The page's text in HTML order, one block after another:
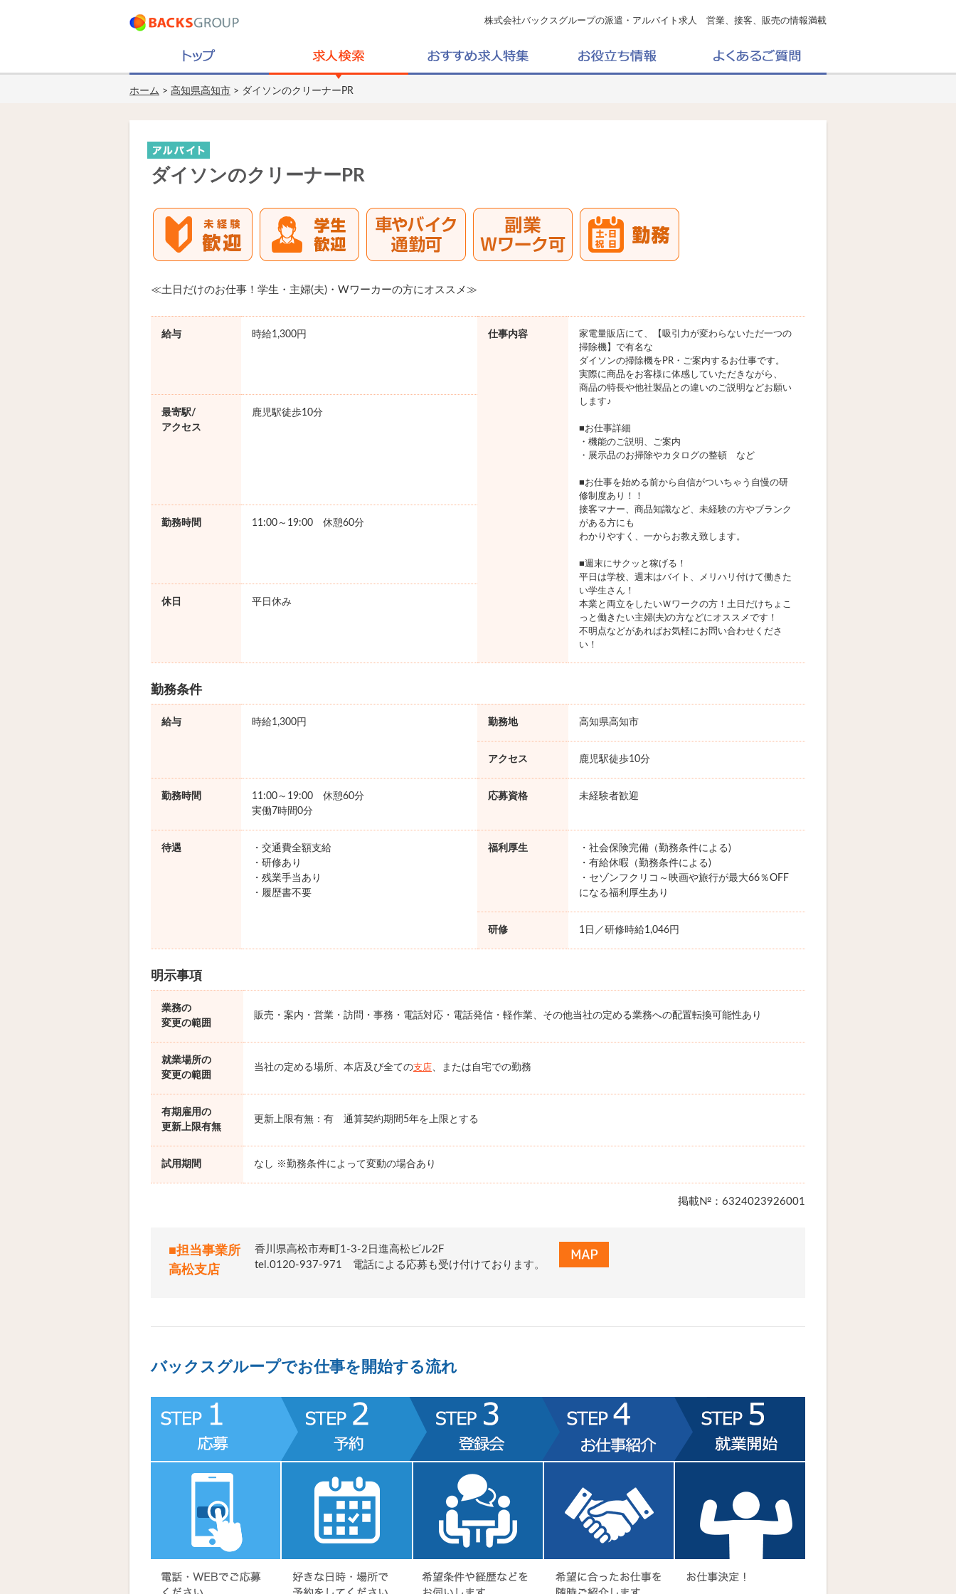
株式会社バックスグループの派遣・アルバイト求人 営業、接客、販売の情報満載
ホーム > 高知県高知市 > ダイソンのクリーナーPR
ダイソンのクリーナーPR
≪土日だけのお仕事！学生・主婦(夫)・Wワーカーの方にオススメ≫
給与 時給1,300円 仕事内容
家電量販店にて、【吸引力が変わらないただ一つの
掃除機】で有名な
ダイソンの掃除機をPR・ご案内するお仕事です。
実際に商品をお客様に体感していただきながら、
商品の特長や他社製品との違いのご説明などお願い
します♪
■お仕事詳細
・機能のご説明、ご案内
・展示品のお掃除やカタログの整頓 など
■お仕事を始める前から自信がついちゃう自慢の研
修制度あり！！
接客マナー、商品知識など、未経験の方やブランク
がある方にも
わかりやすく、一からお教え致します。
■週末にサクッと稼げる！
平日は学校、週末はバイト、メリハリ付けて働きた
い学生さん！
本業と両立をしたいＷワークの方！土日だけちょこ
っと働きたい主婦(夫)の方などにオススメです！
不明点などがあればお気軽にお問い合わせくださ
い！
最寄駅/
アクセス
鹿児駅徒歩10分
勤務時間 11:00～19:00 休憩60分
休日 平日休み
勤務条件
給与 時給1,300円 勤務地 高知県高知市
アクセス 鹿児駅徒歩10分
勤務時間
11:00～19:00 休憩60分
実働7時間0分
応募資格 未経験者歓迎
待遇
・交通費全額支給
・研修あり
・残業手当あり
・履歴書不要
福利厚生
・社会保険完備（勤務条件による)
・有給休暇（勤務条件による)
・セゾンフクリコ～映画や旅行が最大66％OFF
になる福利厚生あり
研修 1日／研修時給1,046円
明示事項
業務の
変更の範囲
販売・案内・営業・訪問・事務・電話対応・電話発信・軽作業、その他当社の定める業務への配置転換可能性あり
就業場所の
変更の範囲
当社の定める場所、本店及び全ての支店、または自宅での勤務
有期雇用の
更新上限有無
更新上限有無：有 通算契約期間5年を上限とする
試用期間 なし ※勤務条件によって変動の場合あり
掲載№：6324023926001
■担当事業所
高松支店
香川県高松市寿町1-3-2日進高松ビル2F
tel.0120-937-971 電話による応募も受け付けております。
バックスグループでお仕事を開始する流れ